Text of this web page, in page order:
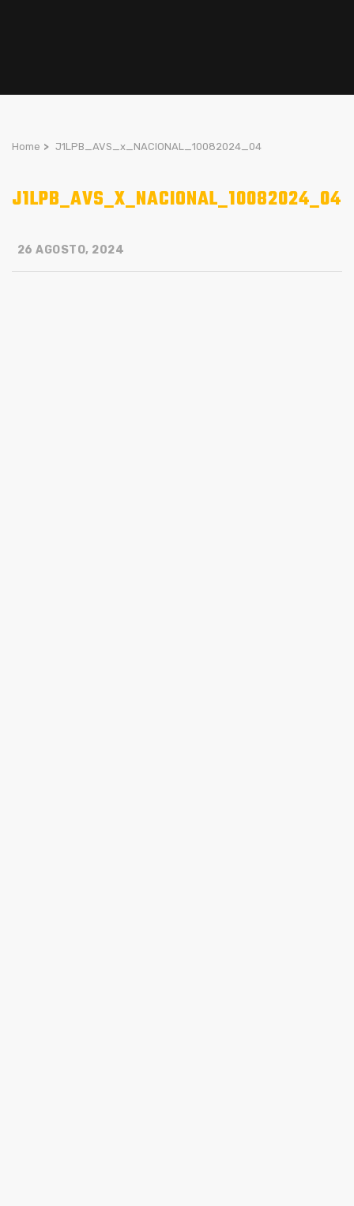
Home > J1LPB_AVS_x_NACIONAL_10082024_04
J1LPB_AVS_X_NACIONAL_10082024_04
26 AGOSTO, 2024